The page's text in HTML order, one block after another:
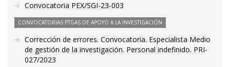
Convocatoria PEX/SGI-23-003
CONVOCATORIAS PTGAS DE APOYO A LA INVESTIGACIÓN
Corrección de errores. Convocatoria. Especialista Medio
de gestión de la investigación. Personal indefinido. PRI-
027/2023